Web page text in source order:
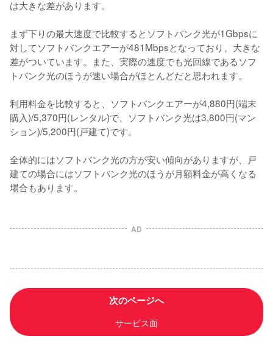
は大きな差があります。
まず下りの最大速度で比較するとソフトバンク光が1Gbpsに
対してソフトバンクエアーが481Mbpsとなっており、大きな
差がついています。また、実際の速度でも光回線であるソフ
トバンク光のほうが速い場合がほとんどだと思われます。
利用料金を比較すると、ソフトバンクエアーが4,880円(端末
購入)/5,370円(レンタル)で、ソフトバンク光は3,800円(マン
ション)/5,200円(戸建て)です。
全体的にはソフトバンク光の方が安い傾向がありますが、戸
建ての場合にはソフトバンク光のほうが月額料金が高くなる
場合もあります。
AD
次のページへ
サービス面